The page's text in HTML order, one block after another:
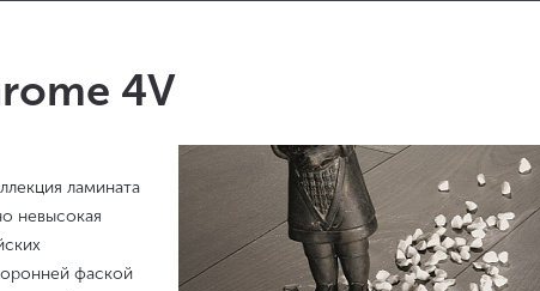
4V
ламината
невысокая
фаской